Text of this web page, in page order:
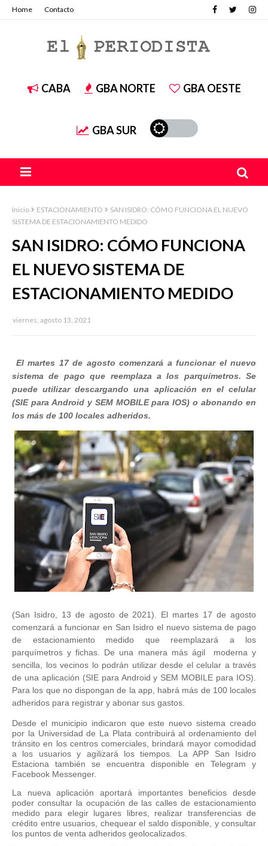
Home Contacto
CABA GBA NORTE GBA OESTE
GBA SUR
Inicio ESTACIONAMIENTO
SAN ISIDRO: CÓMO FUNCIONA EL NUEVO
SISTEMA DE ESTACIONAMIENTO MEDIDO
SAN ISIDRO: CÓMO FUNCIONA
EL NUEVO SISTEMA DE
ESTACIONAMIENTO MEDIDO
viernes, agosto 13, 2021
El martes 17 de agosto comenzará a funcionar el nuevo
sistema de pago que reemplaza a los parquímetros. Se
puede utilizar descargando una aplicación en el celular
(SIE para Android y SEM MOBILE para IOS) o abonando en
los más de 100 locales adheridos.
(San Isidro, 13 de agosto de 2021). El martes 17 de agosto
comenzará a funcionar en San Isidro el nuevo sistema de pago
de estacionamiento medido que reemplazará a los
parquímetros y fichas. De una manera más ágil moderna y
sencilla, los vecinos lo podrán utilizar desde el celular a través
de una aplicación (SIE para Android y SEM MOBILE para IOS).
Para los que no dispongan de la app, habrá más de 100 locales
adheridos para registrar y abonar sus gastos.
Desde el municipio indicaron que este nuevo sistema creado
por la Universidad de La Plata contribuirá al ordenamiento del
tránsito en los centros comerciales, brindará mayor comodidad
a los usuarios y agilizará los tiempos. La APP San Isidro
Estaciona también se encuentra disponible en Telegram y
Facebook Messenger.
La nueva aplicación aportará importantes beneficios desde
poder consultar la ocupación de las calles de estacionamiento
medido para elegir lugares libres, realizar transferencias de
crédito entre usuarios, chequear el saldo disponible, y consultar
los puntos de venta adheridos geolocalizados.